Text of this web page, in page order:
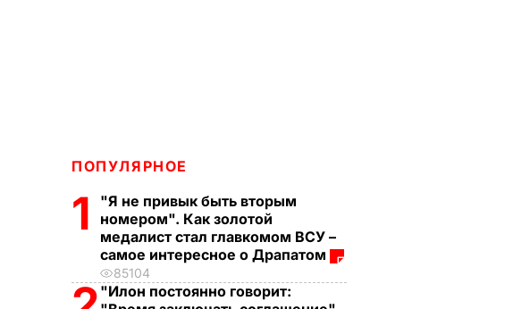
ПОПУЛЯРНОЕ
1
"Я не привык быть вторым
номером". Как золотой
медалист стал главкомом ВСУ –
самое интересное о Драпатом
85104
"Илон постоянно говорит: